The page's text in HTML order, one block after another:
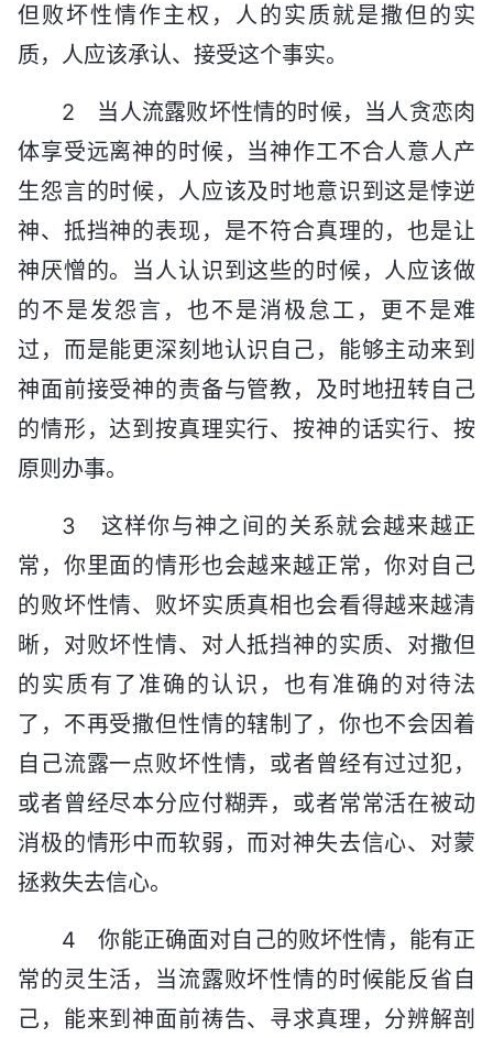
但败坏性情作主权，人的实质就是撒但的实
质，人应该承认、接受这个事实。
2 当人流露败坏性情的时候，当人贪恋肉
体享受远离神的时候，当神作工不合人意人产
生怨言的时候，人应该及时地意识到这是悖逆
神、抵挡神的表现，是不符合真理的，也是让
神厌憎的。当人认识到这些的时候，人应该做
的不是发怨言，也不是消极怠工，更不是难
过，而是能更深刻地认识自己，能够主动来到
神面前接受神的责备与管教，及时地扭转自己
的情形，达到按真理实行、按神的话实行、按
原则办事。
3 这样你与神之间的关系就会越来越正
常，你里面的情形也会越来越正常，你对自己
的败坏性情、败坏实质真相也会看得越来越清
晰，对败坏性情、对人抵挡神的实质、对撒但
的实质有了准确的认识，也有准确的对待法
了，不再受撒但性情的辖制了，你也不会因着
自己流露一点败坏性情，或者曾经有过过犯，
或者曾经尽本分应付糊弄，或者常常活在被动
消极的情形中而软弱，而对神失去信心、对蒙
拯救失去信心。
4 你能正确面对自己的败坏性情，能有正
常的灵生活，当流露败坏性情的时候能反省自
己，能来到神面前祷告、寻求真理，分辨解剖